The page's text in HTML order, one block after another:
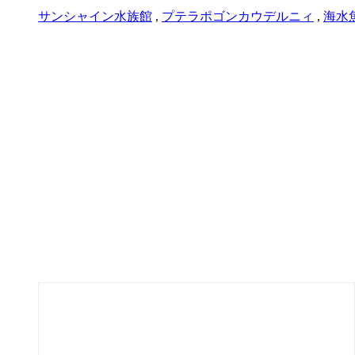
サンシャイン水族館 , プテラポゴンカウデルニィ , 海水